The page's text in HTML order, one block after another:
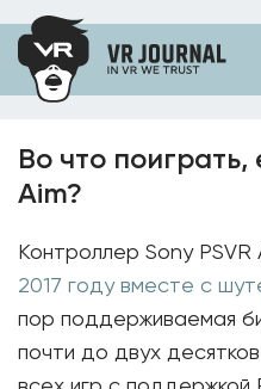
Во что поиграть,
Aim?
Контроллер Sony
2017 году вместе с
пор поддерживаемая
почти до двух